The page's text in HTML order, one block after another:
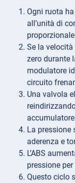
Ogni ruota
all’unità di
Se la
zero durante
modulatore
circuito
Una valvola
La pressione
aderenza e
L’ABS
pressione
Questo ciclo